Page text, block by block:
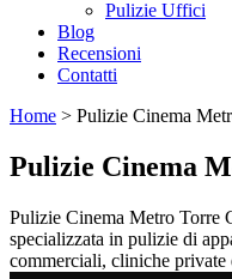
Pulizie Uffici
Blog
Recensioni
Contatti
Home > Pulizie Cinema
Pulizie Cinema
Pulizie Cinema Metro Torre
specializzata in pulizie di
commerciali, cliniche private